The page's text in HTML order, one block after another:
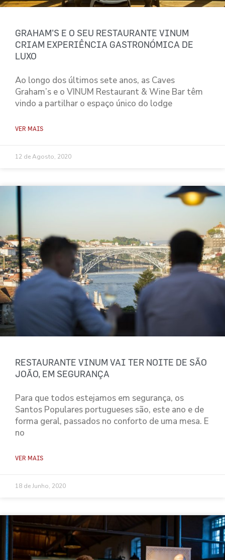
GRAHAM’S E O SEU RESTAURANTE VINUM
CRIAM EXPERIÊNCIA GASTRONÓMICA DE
LUXO
Ao longo dos últimos sete anos, as Caves
Graham’s e o VINUM Restaurant & Wine Bar têm
vindo a partilhar o espaço único do lodge
VER MAIS
12 de Agosto, 2020
RESTAURANTE VINUM VAI TER NOITE DE SÃO
JOÃO, EM SEGURANÇA
Para que todos estejamos em segurança, os
Santos Populares portugueses são, este ano e de
forma geral, passados no conforto de uma mesa. E
no
VER MAIS
18 de Junho, 2020